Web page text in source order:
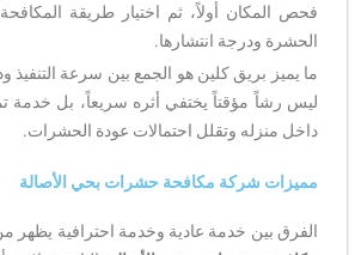
فحص المكان أولاً، ثم اختيار طريقة
الحشرة ودرجة انتشارها.
ما يميز بريق كلين هو الجمع بين سرعة التنفيذ
ليس رشاً مؤقتاً يختفي أثره سريعاً، بل خدمة
داخل منزله وتقلل احتمالات عودة الحشرات.
مميزات شركة مكافحة حشرات بحي الأصالة
الفرق بين خدمة عادية وخدمة احترافية يظهر